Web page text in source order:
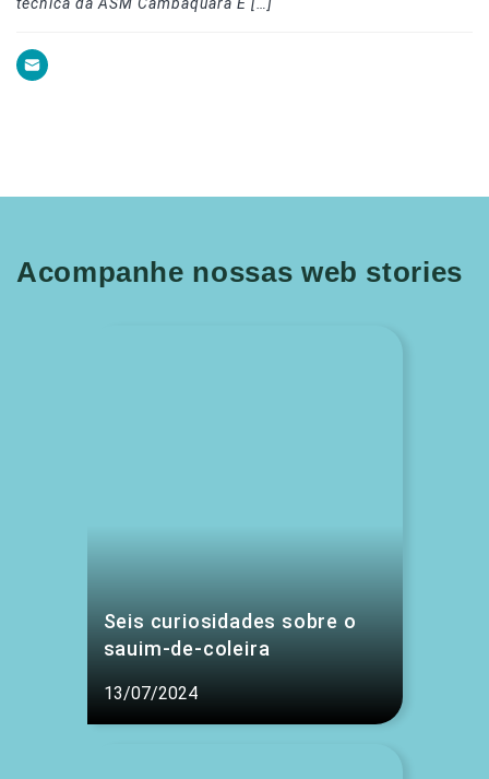
Acompanhe nossas web stories
Seis curiosidades sobre o
sauim-de-coleira
13/07/2024